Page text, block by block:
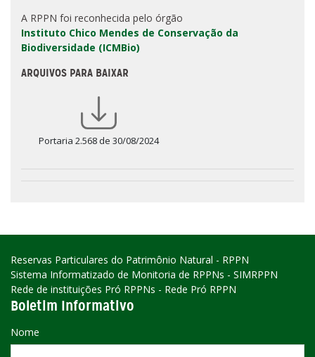
A RPPN foi reconhecida pelo órgão
Instituto Chico Mendes de Conservação da
Biodiversidade (ICMBio)
ARQUIVOS PARA BAIXAR
Portaria 2.568 de 30/08/2024
Reservas Particulares do Patrimônio Natural - RPPN
Sistema Informatizado de Monitoria de RPPNs - SIMRPPN
Rede de instituições Pró RPPNs - Rede Pró RPPN
Boletim Informativo
Nome